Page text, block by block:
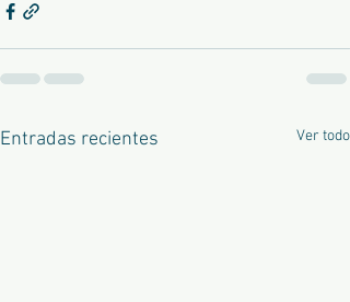
Entradas recientes Ver todo